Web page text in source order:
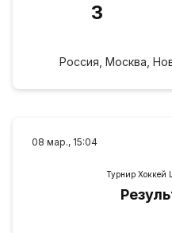
3
Россия, Москва,
08 мар., 15:04
Турнир Хоккей